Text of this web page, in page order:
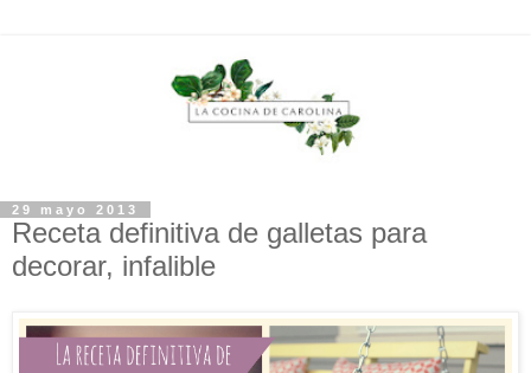
29 mayo 2013
Receta definitiva de galletas para
decorar, infalible